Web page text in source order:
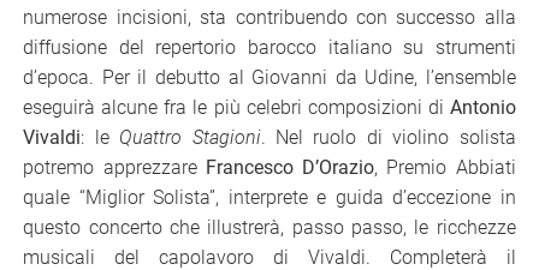
numerose incisioni, sta contribuendo con successo alla
diffusione del repertorio barocco italiano su strumenti
d’epoca. Per il debutto al Giovanni da Udine, l’ensemble
eseguirà alcune fra le più celebri composizioni di Antonio
Vivaldi: le Quattro Stagioni. Nel ruolo di violino solista
potremo apprezzare Francesco D’Orazio, Premio Abbiati
quale “Miglior Solista”, interprete e guida d’eccezione in
questo concerto che illustrerà, passo passo, le ricchezze
musicali del capolavoro di Vivaldi. Completerà il